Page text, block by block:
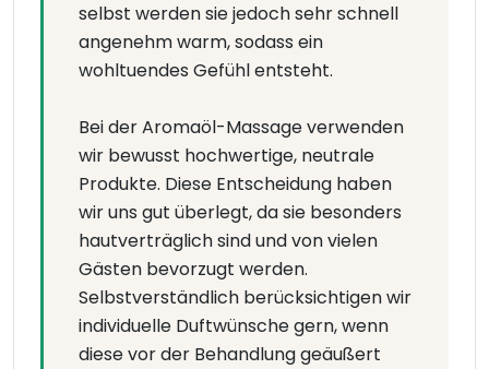
selbst werden sie jedoch sehr schnell
angenehm warm, sodass ein
wohltuendes Gefühl entsteht.
Bei der Aromaöl-Massage verwenden
wir bewusst hochwertige, neutrale
Produkte. Diese Entscheidung haben
wir uns gut überlegt, da sie besonders
hautverträglich sind und von vielen
Gästen bevorzugt werden.
Selbstverständlich berücksichtigen wir
individuelle Duftwünsche gern, wenn
diese vor der Behandlung geäußert